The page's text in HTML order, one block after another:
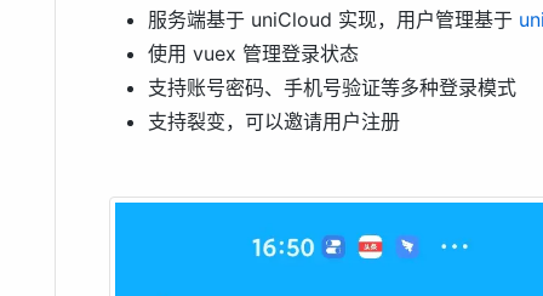
服务端基于 uniCloud 实现，用户管理基于
使用 vuex 管理登录状态
支持账号密码、手机号验证等多种登录模式
支持裂变，可以邀请用户注册